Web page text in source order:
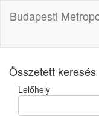
Budapesti
Összetett keresés
Lelőhely